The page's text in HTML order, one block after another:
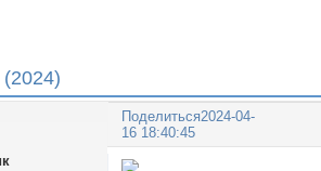
Поделиться2024-04-
16 18:40:45